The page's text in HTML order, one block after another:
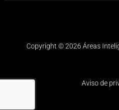
Copyright © 2026 Áreas
Aviso de